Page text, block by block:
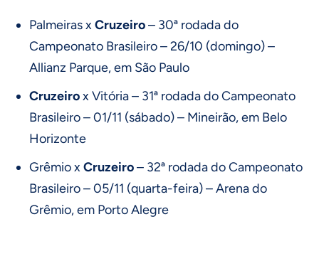
Palmeiras xCruzeiro– 30ª rodada do
Campeonato Brasileiro – 26/10 (domingo) –
Allianz Parque, em São Paulo
Cruzeirox Vitória – 31ª rodada do Campeonato
Brasileiro – 01/11 (sábado) – Mineirão, em Belo
Horizonte
Grêmio xCruzeiro– 32ª rodada do Campeonato
Brasileiro – 05/11 (quarta-feira) – Arena do
Grêmio, em Porto Alegre